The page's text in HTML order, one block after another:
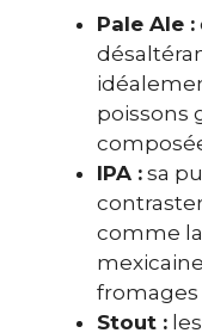
Pale Ale :
poissons
IPA : sa
comme
fromages
Stout :